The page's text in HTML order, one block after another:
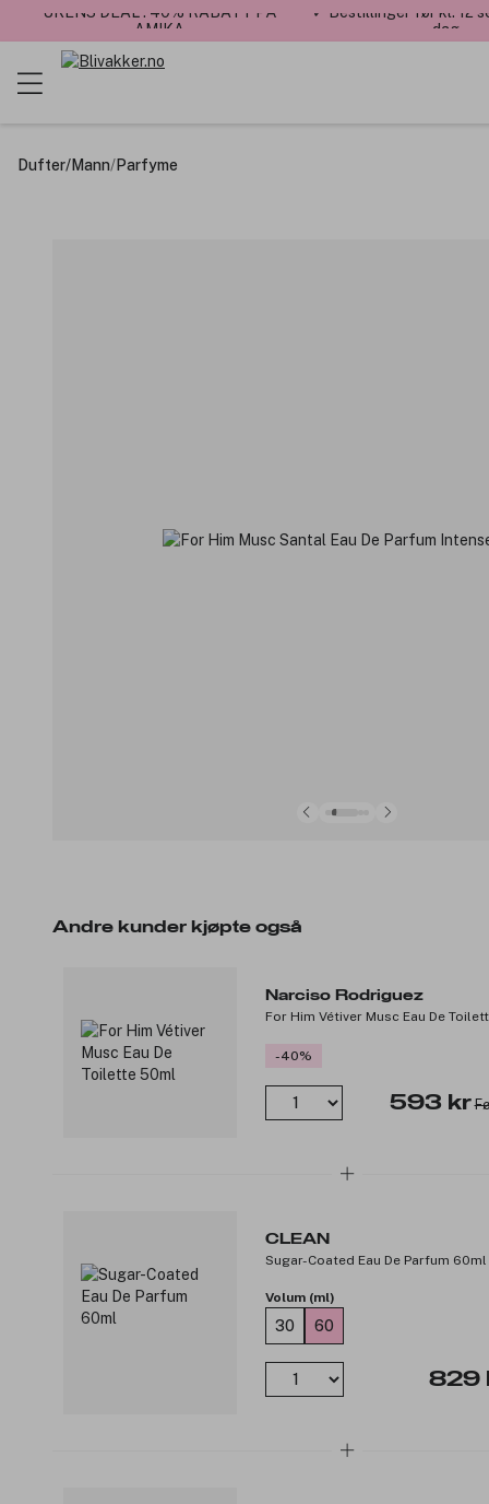
UKENS DEAL : 40% RABATT PÅ
AMIKA
✓ Bestillinger før kl. 12
dag
Dufter/Mann/Parfyme
Andre kunder kjøpte også
Narciso Rodriguez
For Him Vétiver Musc Eau De
-40%
593 kr
CLEAN
Sugar-Coated Eau De Parfum 60ml
Volum (ml)
30 60
829